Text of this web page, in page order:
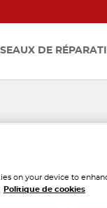
DE
à
on your device to
Politique de cookies